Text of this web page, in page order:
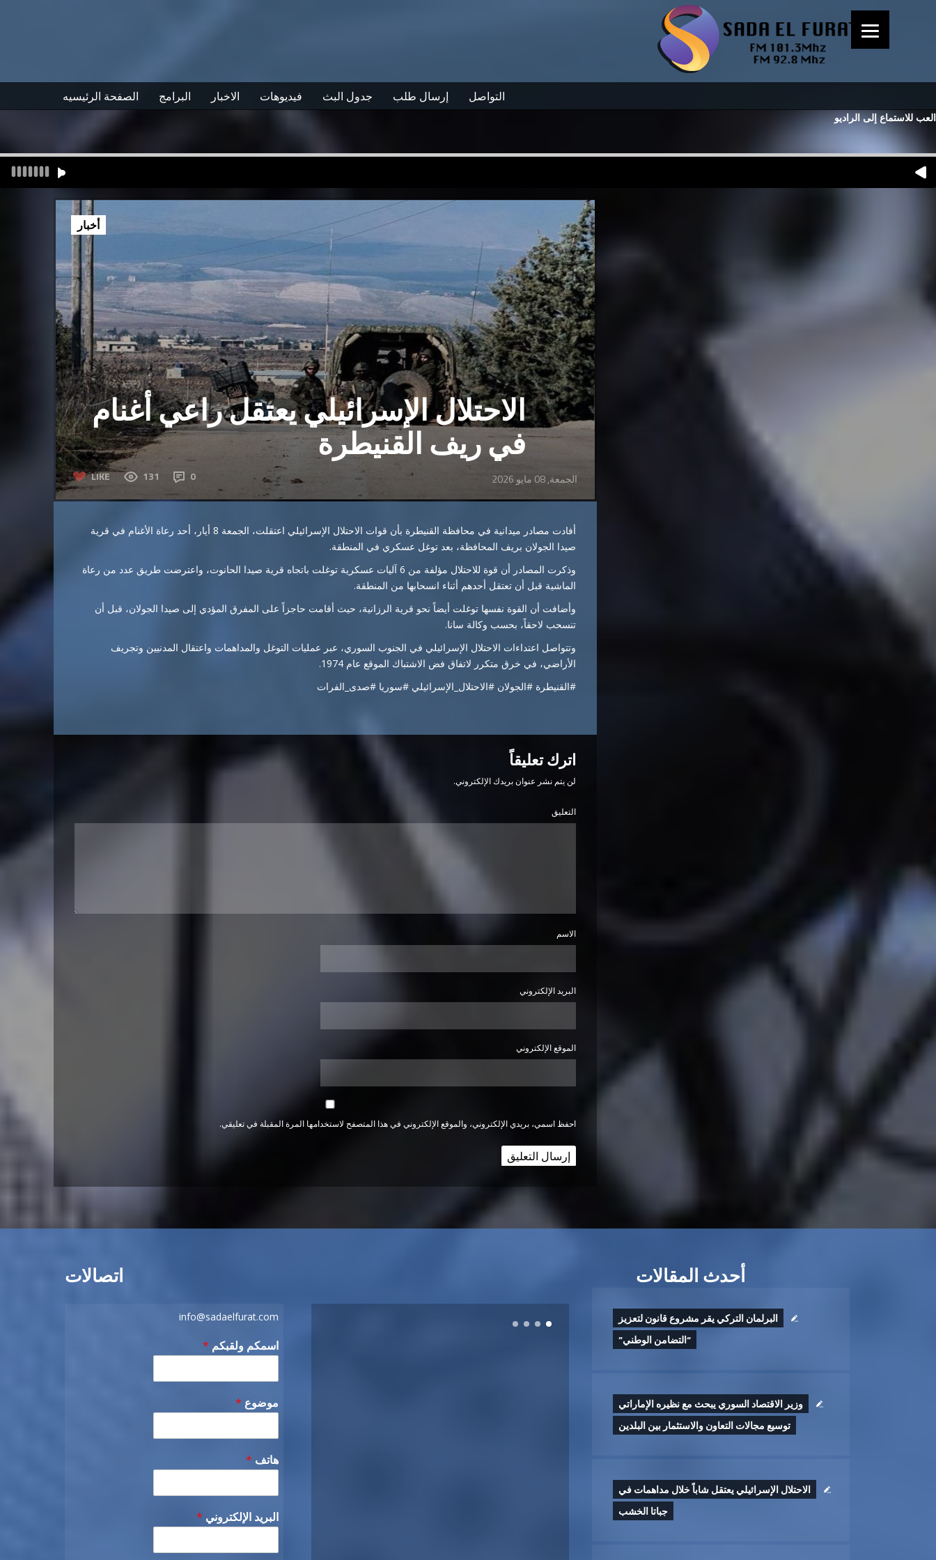
الصفحة الرئيسيه البرامج الاخبار فيديوهات جدول البث إرسال طلب التواصل
العب للاستماع إلى الراديو
الاحتلال الإسرائيلي يعتقل راعي أغنام
في ريف القنيطرة
LIKE 131 0 الجمعة, 08 مايو 2026
أخبار
أفادت مصادر ميدانية في محافظة القنيطرة بأن قوات الاحتلال الإسرائيلي اعتقلت، الجمعة 8 أيار، أحد رعاة الأغنام في قرية
صيدا الجولان بريف المحافظة، بعد توغل عسكري في المنطقة.
وذكرت المصادر أن قوة للاحتلال مؤلفة من 6 آليات عسكرية توغلت باتجاه قرية صيدا الحانوت، واعترضت طريق عدد من رعاة
الماشية قبل أن تعتقل أحدهم أثناء انسحابها من المنطقة.
وأضافت أن القوة نفسها توغلت أيضاً نحو قرية الرزانية، حيث أقامت حاجزاً على المفرق المؤدي إلى صيدا الجولان، قبل أن
تنسحب لاحقاً، بحسب وكالة سانا.
وتتواصل اعتداءات الاحتلال الإسرائيلي في الجنوب السوري، عبر عمليات التوغل والمداهمات واعتقال المدنيين وتجريف
الأراضي، في خرق متكرر لاتفاق فض الاشتباك الموقع عام 1974.
#القنيطرة #الجولان #الاحتلال_الإسرائيلي #سوريا #صدى_الفرات
اترك تعليقاً
لن يتم نشر عنوان بريدك الإلكتروني.
التعليق
الاسم
البريد الإلكتروني
الموقع الإلكتروني
احفظ اسمي، بريدي الإلكتروني، والموقع الإلكتروني في هذا المتصفح لاستخدامها المرة المقبلة في تعليقي.
اتصالات
info@sadaelfurat.com
اسمكم ولقبكم *
موضوع *
هاتف *
البريد الإلكتروني *
أحدث المقالات
البرلمان التركي يقر مشروع قانون لتعزيز
“التضامن الوطني”
وزير الاقتصاد السوري يبحث مع نظيره الإماراتي
توسيع مجالات التعاون والاستثمار بين البلدين
الاحتلال الإسرائيلي يعتقل شاباً خلال مداهمات في
جباتا الخشب